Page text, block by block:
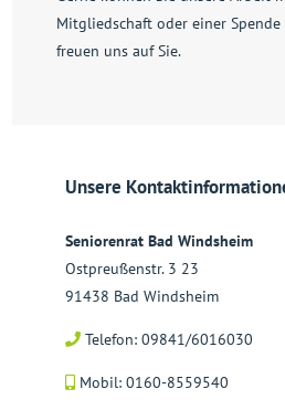
Mitgliedschaft oder einer
freuen uns auf Sie.
Unsere
Seniorenrat Bad Windsheim
Ostpreußenstr. 3 23
91438 Bad Windsheim
Telefon: 09841/6016030
Mobil: 0160-8559540